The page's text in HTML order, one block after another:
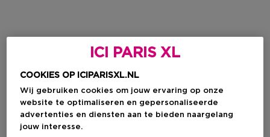
ICI PARIS XL
COOKIES OP ICIPARISXL.NL
Wij gebruiken cookies om jouw ervaring op onze
website te optimaliseren en gepersonaliseerde
advertenties en diensten aan te bieden naargelang
jouw interesse.